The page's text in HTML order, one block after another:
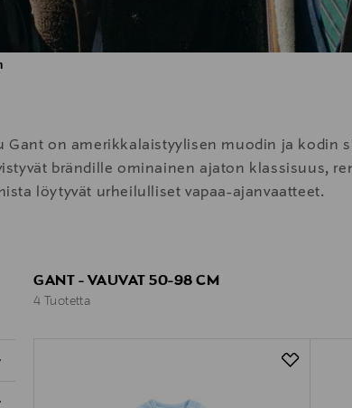
Gant on amerikkalaistyylisen muodin ja
brändille ominainen ajaton klassisuus,
löytyvät urheilulliset vapaa-ajanvaatteet.
GANT - VAUVAT 50-98 CM
4 Tuotetta